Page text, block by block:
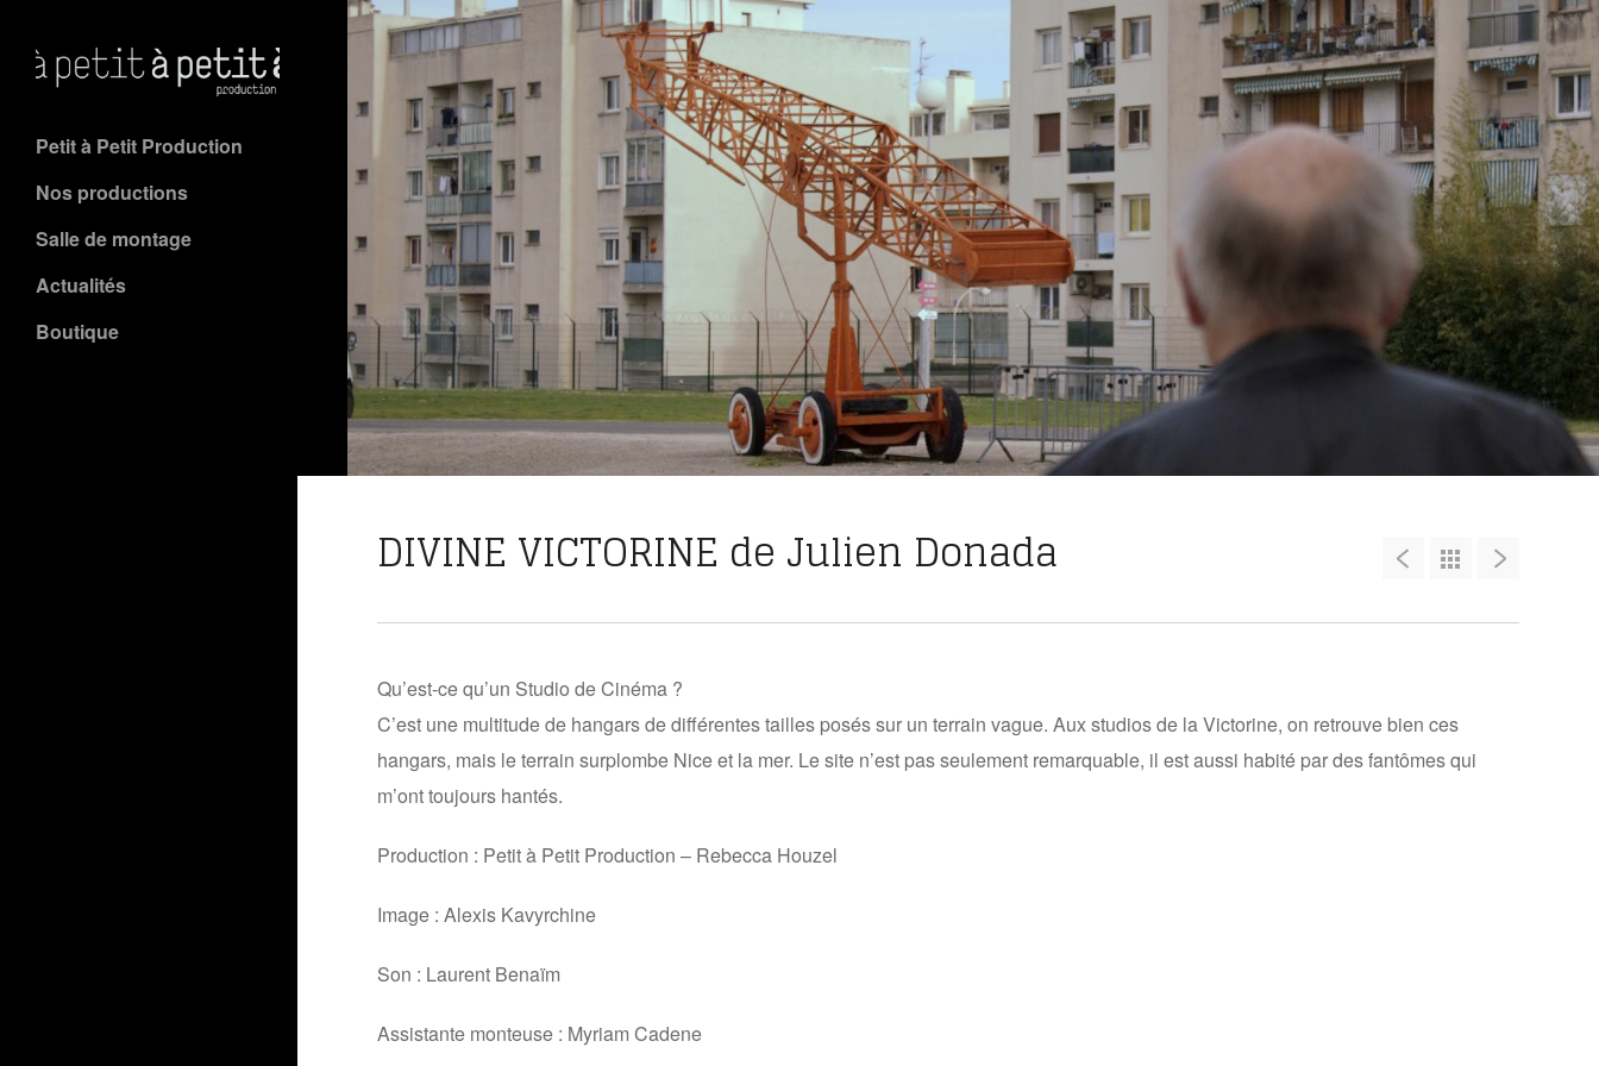
Petit à Petit Production
Nos productions
Salle de montage
Actualités
Boutique
DIVINE VICTORINE de Julien Donada
Qu’est-ce qu’un Studio de Cinéma ?
C’est une multitude de hangars de différentes tailles posés sur un terrain vague. Aux studios de la Victorine, on retrouve bien ces
hangars, mais le terrain surplombe Nice et la mer. Le site n’est pas seulement remarquable, il est aussi habité par des fantômes qui
m’ont toujours hantés.
Production : Petit à Petit Production – Rebecca Houzel
Image : Alexis Kavyrchine
Son : Laurent Benaïm
Assistante monteuse : Myriam Cadene